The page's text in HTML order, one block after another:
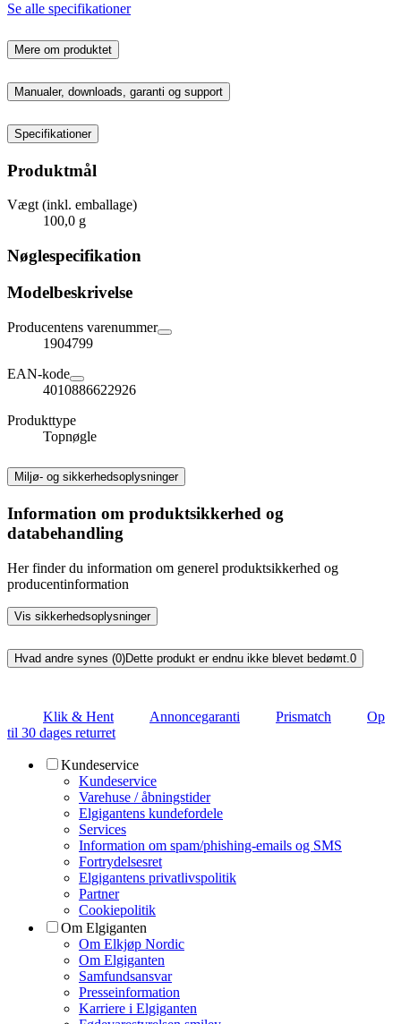
Se alle specifikationer
Mere om produktet
Manualer, downloads, garanti og support
Specifikationer
Produktmål
Vægt (inkl. emballage)
100,0 g
Nøglespecifikation
Modelbeskrivelse
Producentens varenummer
1904799
EAN-kode
4010886622926
Produkttype
Topnøgle
Miljø- og sikkerhedsoplysninger
Information om produktsikkerhed og
databehandling
Her finder du information om generel produktsikkerhed og
producentinformation
Vis sikkerhedsoplysninger
Hvad andre synes (0)Dette produkt er endnu ikke blevet bedømt. 0
Klik & Hent Annoncegaranti Prismatch
Op
til 30 dages returret
Kundeservice
Kundeservice
Varehuse / åbningstider
Elgigantens kundefordele
Services
Information om spam/phishing-emails og SMS
Fortrydelsesret
Elgigantens privatlivspolitik
Partner
Cookiepolitik
Om Elgiganten
Om Elkjøp Nordic
Om Elgiganten
Samfundsansvar
Presseinformation
Karriere i Elgiganten